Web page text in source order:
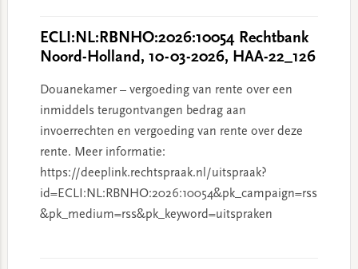
ECLI:NL:RBNHO:2026:10054 Rechtbank
Noord-Holland, 10-03-2026, HAA-22_126
Douanekamer – vergoeding van rente over een
inmiddels terugontvangen bedrag aan
invoerrechten en vergoeding van rente over deze
rente. Meer informatie:
https://deeplink.rechtspraak.nl/uitspraak?
id=ECLI:NL:RBNHO:2026:10054&pk_campaign=rss
&pk_medium=rss&pk_keyword=uitspraken